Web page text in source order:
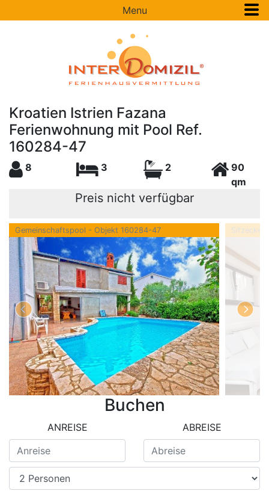
Menu
Kroatien Istrien Fazana
Ferienwohnung mit Pool Ref.
160284-47
8 3 2
90
qm
Preis nicht verfügbar
Gemeinschaftspool - Objekt 160284-47 Sitzecke
Buchen
ANREISE ABREISE